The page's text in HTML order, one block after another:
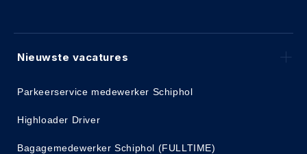
Nieuwste vacatures
Parkeerservice medewerker Schiphol
Highloader Driver
Bagagemedewerker Schiphol (FULLTIME)